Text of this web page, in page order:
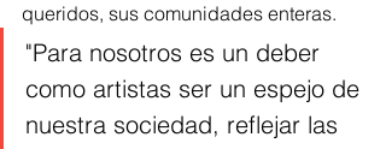
queridos, sus comunidades enteras.
"Para nosotros es un deber
como artistas ser un espejo de
nuestra sociedad, reflejar las